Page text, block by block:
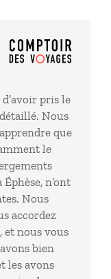
à Ephèse qui
sur les 4
ne suis pas
pris le
Nous
que
le
n’ont
Nous
accordez
nous vous
bien
les avons